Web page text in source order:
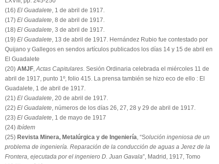
(16) El Guadalete, 1 de abril de 1917.
(17) El Guadalete, 8 de abril de 1917.
(18) El Guadalete, 3 de abril de 1917.
(19) El Guadalete, 13 de abril de 1917. Hernández Rubio fue contestado por
Quijano y Gallegos en sendos artículos publicados los días 14 y 15 de abril en
El Guadalete
(20) AMJF,Actas Capitulares. Sesión Ordinaria celebrada el miércoles 11 de
abril de 1917, punto 1º, folio 415. La prensa también se hizo eco de ello : El
Guadalete, 1 de abril de 1917.
(21) El Guadalete, 20 de abril de 1917.
(22) El Guadalete, números de los días 26, 27, 28 y 29 de abril de 1917.
(23) El Guadalete, 1 de mayo de 1917
(24) Ibídem
(25) Revista Minera, Metalúrgica y de Ingeniería, “Solución ingeniosa de un
problema de ingeniería. Reparación de la conducción de aguas a Jerez de la
Frontera, ejecutada por el ingeniero D. Juan Gavala”, Madrid, 1917, Tomo